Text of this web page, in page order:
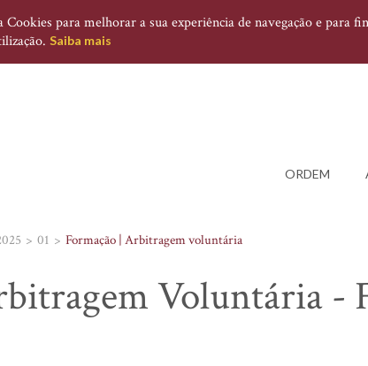
para melhorar a sua experiência de navegação e para
Saiba mais
ORDEM
01 Formação | Arbitragem voluntária
Voluntária -